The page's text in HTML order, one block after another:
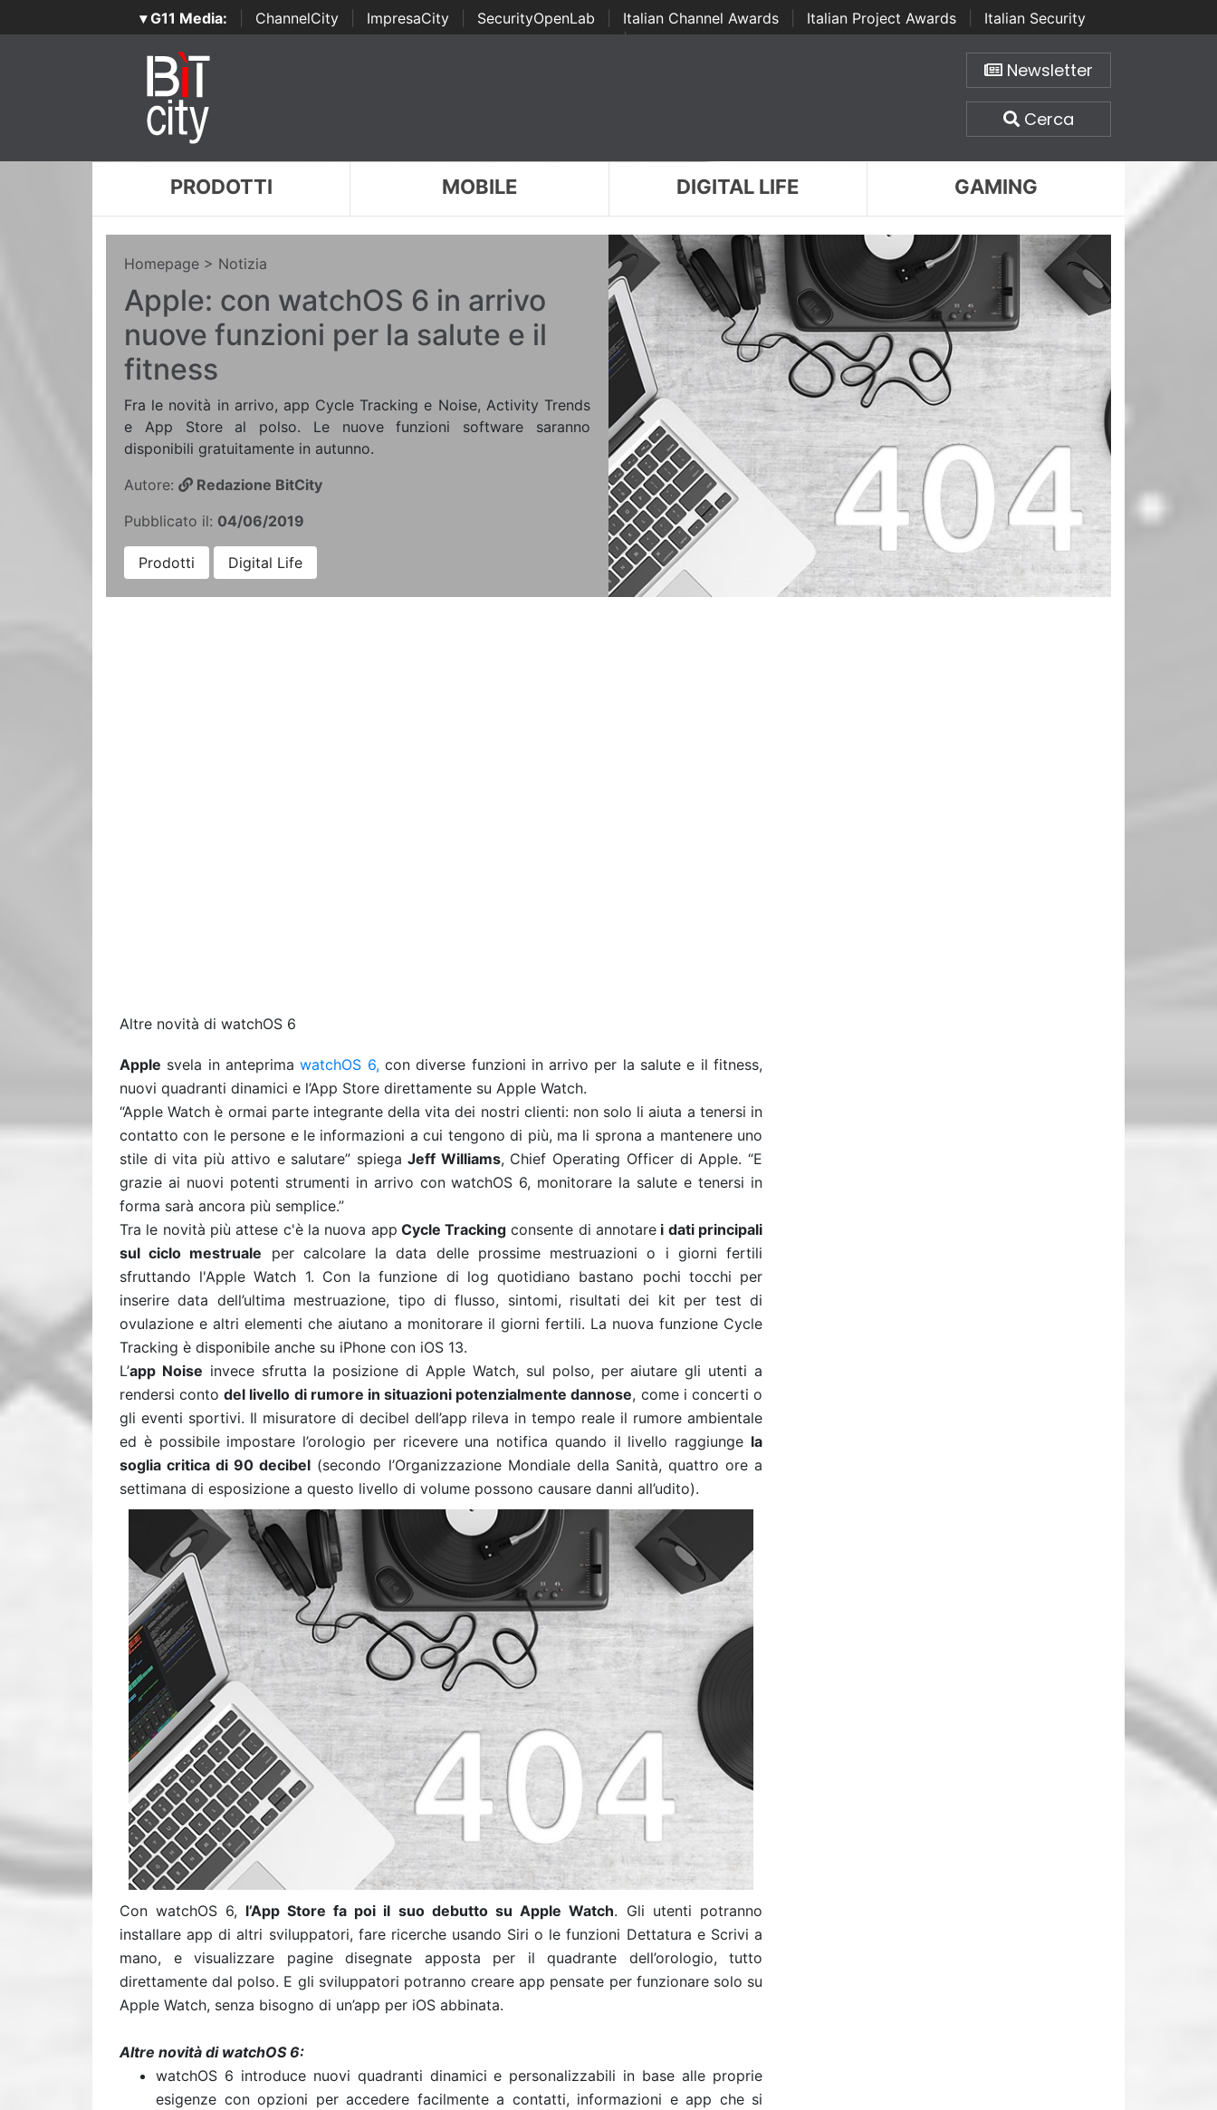
▾ G11 Media: ChannelCity ImpresaCity SecurityOpenLab Italian Channel Awards Italian Project Awards
Italian Security
Awards | ...
Newsletter
Cerca
PRODOTTI MOBILE DIGITAL LIFE GAMING
Homepage > Notizia
Apple: con watchOS 6 in arrivo
nuove funzioni per la salute e il
fitness
Fra le novità in arrivo, app Cycle Tracking e Noise, Activity Trends
e App Store al polso. Le nuove funzioni software saranno
disponibili gratuitamente in autunno.
Autore:
Redazione BitCity
Pubblicato il: 04/06/2019
Prodotti Digital Life
Altre novità di watchOS 6
Apple svela in anteprima watchOS 6,con diverse funzioni in arrivo per la salute e il fitness,
nuovi quadranti dinamici e l’App Store direttamente su Apple Watch.
“Apple Watch è ormai parte integrante della vita dei nostri clienti: non solo li aiuta a tenersi in
contatto con le persone e le informazioni a cui tengono di più, ma li sprona a mantenere uno
stile di vita più attivo e salutare” spiega Jeff Williams, Chief Operating Officer di Apple. “E
grazie ai nuovi potenti strumenti in arrivo con watchOS 6, monitorare la salute e tenersi in
forma sarà ancora più semplice.”
Tra le novità più attese c'è la nuova app Cycle Tracking consente di annotare i dati principali
sul ciclo mestruale per calcolare la data delle prossime mestruazioni o i giorni fertili
sfruttando l'Apple Watch 1. Con la funzione di log quotidiano bastano pochi tocchi per
inserire data dell’ultima mestruazione, tipo di flusso, sintomi, risultati dei kit per test di
ovulazione e altri elementi che aiutano a monitorare il giorni fertili. La nuova funzione Cycle
Tracking è disponibile anche su iPhone con iOS 13.
L’app Noise invece sfrutta la posizione di Apple Watch, sul polso, per aiutare gli utenti a
rendersi contodel livello di rumore in situazioni potenzialmente dannose, come i concerti o
gli eventi sportivi. Il misuratore di decibel dell’app rileva in tempo reale il rumore ambientale
ed è possibile impostare l’orologio per ricevere una notifica quando il livello raggiunge la
soglia critica di 90 decibel (secondo l’Organizzazione Mondiale della Sanità, quattro ore a
settimana di esposizione a questo livello di volume possono causare danni all’udito).
Con watchOS 6, l’App Store fa poi il suo debutto su Apple Watch. Gli utenti potranno
installare app di altri sviluppatori, fare ricerche usando Siri o le funzioni Dettatura e Scrivi a
mano, e visualizzare pagine disegnate apposta per il quadrante dell’orologio, tutto
direttamente dal polso. E gli sviluppatori potranno creare app pensate per funzionare solo su
Apple Watch, senza bisogno di un’app per iOS abbinata.
Altre novità di watchOS 6:
watchOS 6 introduce nuovi quadranti dinamici e personalizzabili in base alle proprie
esigenze con opzioni per accedere facilmente a contatti, informazioni e app che si